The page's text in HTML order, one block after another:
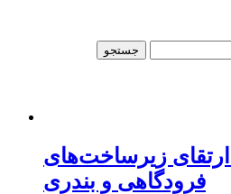
زیرساخت‌های
فرودگاهی و بندری